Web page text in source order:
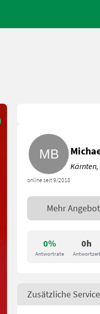
0%
Antwortrate
0h
Antwortzeit
online seit 9/2018
Kärnten,
Mehr
Zusätzliche